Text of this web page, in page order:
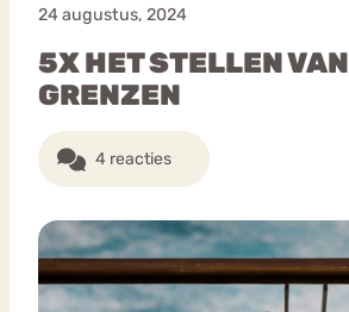
24 augustus, 2024
5X HET STELLEN VAN
GRENZEN
4 reacties